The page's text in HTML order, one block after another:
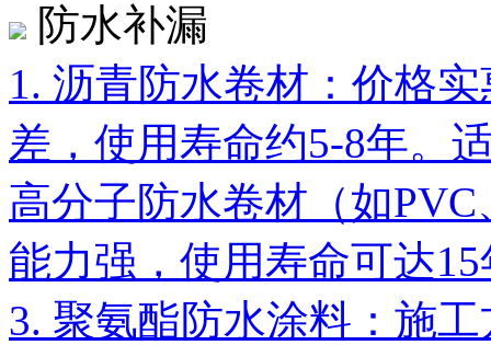
防水补漏
1. 沥青防水卷材：价格
差，使用寿命约5-8年。
高分子防水卷材（如
能力强，使用寿命可达
3. 聚氨酯防水涂料：施